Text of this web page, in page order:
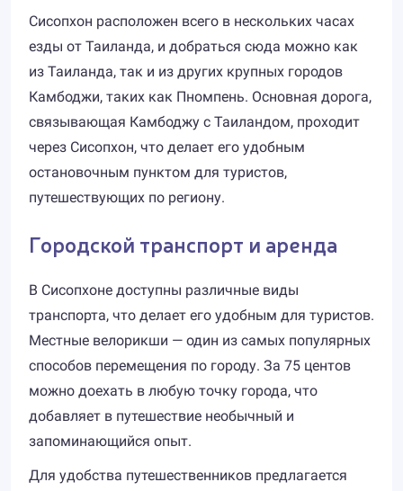
Сисопхон расположен всего в нескольких часах
езды от Таиланда, и добраться сюда можно как
из Таиланда, так и из других крупных городов
Камбоджи, таких как Пномпень. Основная дорога,
связывающая Камбоджу с Таиландом, проходит
через Сисопхон, что делает его удобным
остановочным пунктом для туристов,
путешествующих по региону.
Городской транспорт и аренда
В Сисопхоне доступны различные виды
транспорта, что делает его удобным для туристов.
Местные велорикши — один из самых популярных
способов перемещения по городу. За 75 центов
можно доехать в любую точку города, что
добавляет в путешествие необычный и
запоминающийся опыт.
Для удобства путешественников предлагается